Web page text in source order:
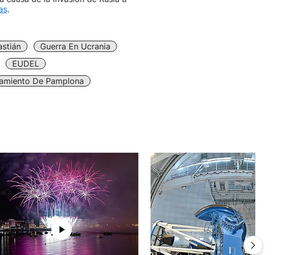
.
Guerra En Ucrania
EUDEL
De Pamplona